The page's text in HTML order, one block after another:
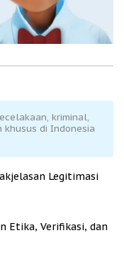
kriminal,
di Indonesia
Legitimasi
Etika, Verifikasi, dan